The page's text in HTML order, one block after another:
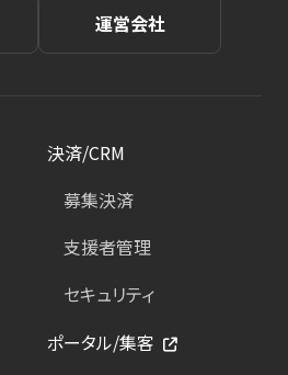
運営会社
決済/CRM
募集決済
支援者管理
セキュリティ
ポータル/集客